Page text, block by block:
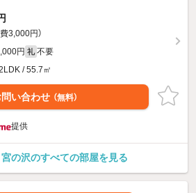
費3,000円）
円 礼 不要
/ 55.7㎡
問い合わせ （無料）
提供
の沢のすべての部屋を見る